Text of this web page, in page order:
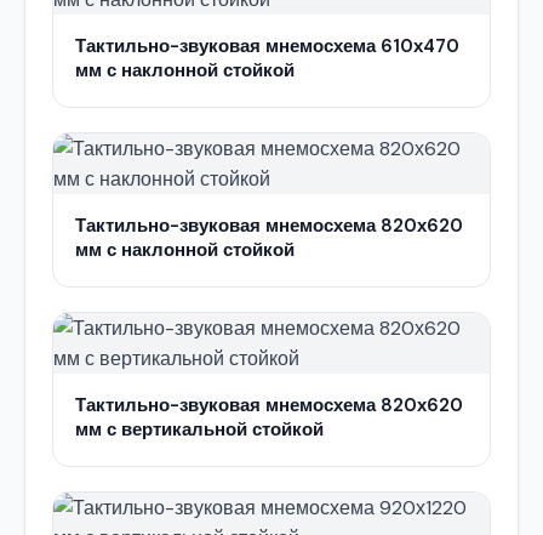
Тактильно-звуковая мнемосхема 610х470
мм с наклонной стойкой
Тактильно-звуковая мнемосхема 820х620
мм с наклонной стойкой
Тактильно-звуковая мнемосхема 820х620
мм с вертикальной стойкой